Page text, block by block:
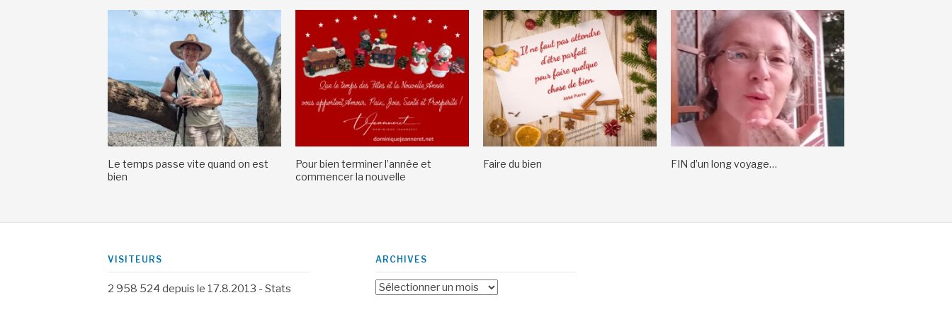
Le temps passe vite quand on est
bien
Pour bien terminer l’année et
commencer la nouvelle
Faire du bien FIN d’un long voyage…
VISITEURS
2 958 524 depuis le 17.8.2013 - Stats
ARCHIVES
Archives